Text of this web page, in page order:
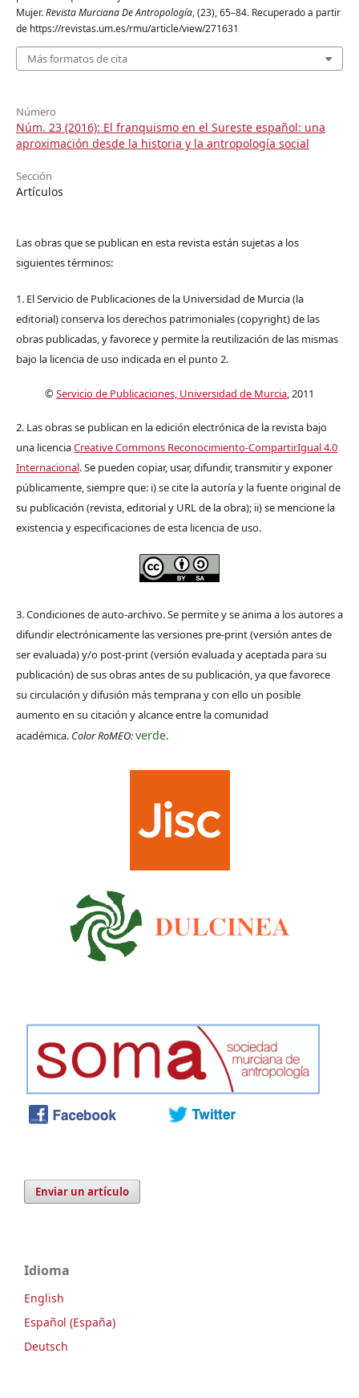
Mujer.Revista Murciana De Antropología, (23), 65–84. Recuperado a partir
de https://revistas.um.es/rmu/article/view/271631
Más formatos de cita
Número
Núm. 23 (2016): El franquismo en el Sureste español: una
aproximación desde la historia y la antropología social
Sección
Artículos
Las obras que se publican en esta revista están sujetas a los
siguientes términos:
1. El Servicio de Publicaciones de la Universidad de Murcia (la
editorial) conserva los derechos patrimoniales (copyright) de las
obras publicadas, y favorece y permite la reutilización de las mismas
bajo la licencia de uso indicada en el punto 2.
©Servicio de Publicaciones, Universidad de Murcia, 2011
2. Las obras se publican en la edición electrónica de la revista bajo
una licenciaCreative Commons Reconocimiento-CompartirIgual 4.0
Internacional. Se pueden copiar, usar, difundir, transmitir y exponer
públicamente, siempre que: i) se cite la autoría y la fuente original de
su publicación (revista, editorial y URL de la obra); ii) se mencione la
existencia y especificaciones de esta licencia de uso.
3. Condiciones de auto-archivo. Se permite y se anima a los autores a
difundir electrónicamente las versiones pre-print (versión antes de
ser evaluada) y/o post-print (versión evaluada y aceptada para su
publicación) de sus obras antes de su publicación, ya que favorece
su circulación y difusión más temprana y con ello un posible
aumento en su citación y alcance entre la comunidad
académica. Color RoMEO:verde.
Enviar un artículo
Idioma
English
Español (España)
Deutsch